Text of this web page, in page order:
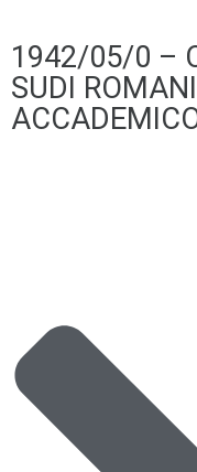
1942/05/0 –
SUDI